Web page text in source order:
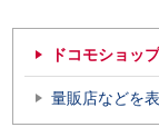
ドコモショッ
量販店などを